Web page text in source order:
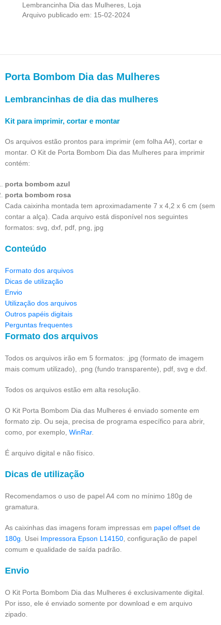
Lembrancinha Dia das Mulheres Loja
Arquivo publicado em: 15-02-2024
Porta Bombom Dia das Mulheres
Lembrancinhas de dia das mulheres
Kit para imprimir, cortar e montar
Os arquivos estão prontos para imprimir (em folha A4), cortar e
montar. O Kit de Porta Bombom Dia das Mulheres para imprimir
contém:
porta bombom azul
porta bombom rosa
Cada caixinha montada tem aproximadamente 7 x 4,2 x 6 cm (sem
contar a alça). Cada arquivo está disponível nos seguintes
formatos: svg, dxf, pdf, png, jpg
Conteúdo
Formato dos arquivos
Dicas de utilização
Envio
Utilização dos arquivos
Outros papéis digitais
Perguntas frequentes
Formato dos arquivos
Todos os arquivos irão em 5 formatos: .jpg (formato de imagem
mais comum utilizado), .png (fundo transparente), pdf, svg e dxf.
Todos os arquivos estão em alta resolução.
O Kit Porta Bombom Dia das Mulheres é enviado somente em
formato zip. Ou seja, precisa de programa específico para abrir,
como, por exemplo, WinRar.
É arquivo digital e não físico.
Dicas de utilização
Recomendamos o uso de papel A4 com no mínimo 180g de
gramatura.
As caixinhas das imagens foram impressas em papel offset de
180g . Usei Impressora Epson L14150 , configuração de papel
comum e qualidade de saída padrão.
Envio
O Kit Porta Bombom Dia das Mulheres é exclusivamente digital.
Por isso, ele é enviado somente por download e em arquivo
zipado.